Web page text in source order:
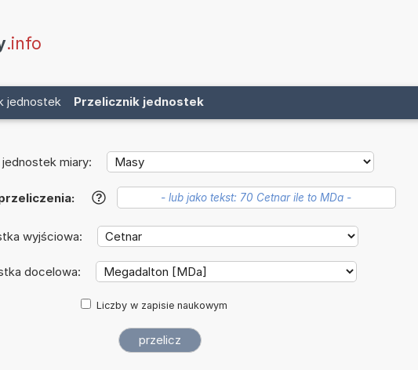
.info
jednostek Przelicznik jednostek
miary:
?
wyjściowa:
docelowa:
Liczby w zapisie naukowym